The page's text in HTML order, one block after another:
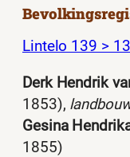
Lintelo 139 >
Derk Hendrik
1853),
Gesina
1855)